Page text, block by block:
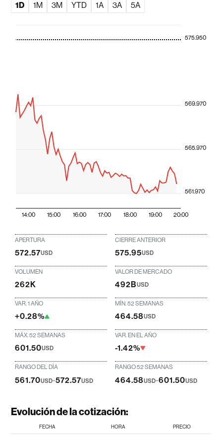
1D 1M 3M YTD 1A 3A 5A
14:00 15:00 16:00 17:00 18:00 19:00 20:00
561.970
565.970
569.970
575.950
APERTURA
572.57USD
CIERRE ANTERIOR
575.95USD
VOLUMEN
262K
VALOR DE MERCADO
492BUSD
VAR. 1 AÑO
+0.28%
MÍN. 52 SEMANAS
464.58USD
MÁX. 52 SEMANAS
601.50USD
VAR. EN EL AÑO
-1.42%
RANGO DEL DÍA
561.70USD-572.57USD
RANGO 52 SEMANAS
464.58USD-601.50USD
Evolución de la cotización:
FECHA HORA PRECIO